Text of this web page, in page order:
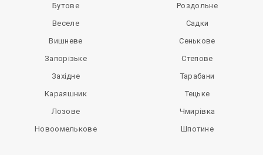
Бутове
Веселе
Вишневе
Запорізьке
Західне
Караяшник
Лозове
Новоомелькове
Роздольне
Садки
Сенькове
Степове
Тарабани
Тецьке
Чмирівка
Шпотине